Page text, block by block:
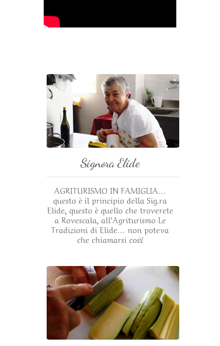
Signora Elide
AGRITURISMO IN FAMIGLIA…
questo è il principio della Sig.ra
Elide, questo è quello che troverete
a Rovescala, all’Agriturismo Le
Tradizioni di Elide… non poteva
che chiamarsi così!